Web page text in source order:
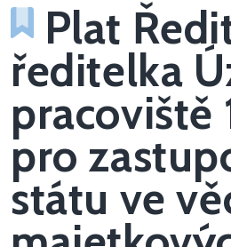
Plat
ředitelka
pracoviště
pro
státu ve